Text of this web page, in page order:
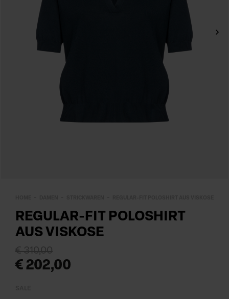
REGULAR-FIT POLOSHIRT
AUS VISKOSE
€ 202,00
€ 310,00